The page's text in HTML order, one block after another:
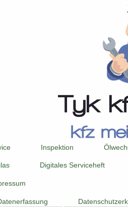
Inspektion
Digitales Serviceheft